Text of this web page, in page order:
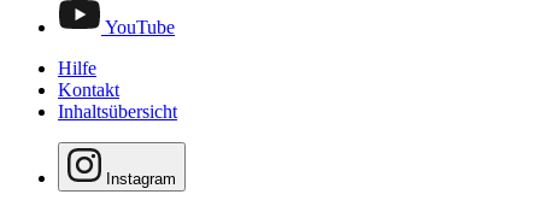
YouTube
Hilfe
Kontakt
Inhaltsübersicht
Instagram